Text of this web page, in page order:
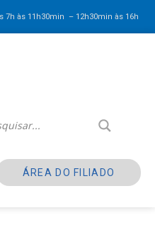
7h às 11h30min – 12h30minàs 16h
ÁREA DO FILIADO